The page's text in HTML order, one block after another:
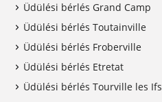
Üdülési bérlés Grand Camp
Üdülési bérlés Toutainville
Üdülési bérlés Froberville
Üdülési bérlés Etretat
Üdülési bérlés Tourville les Ifs